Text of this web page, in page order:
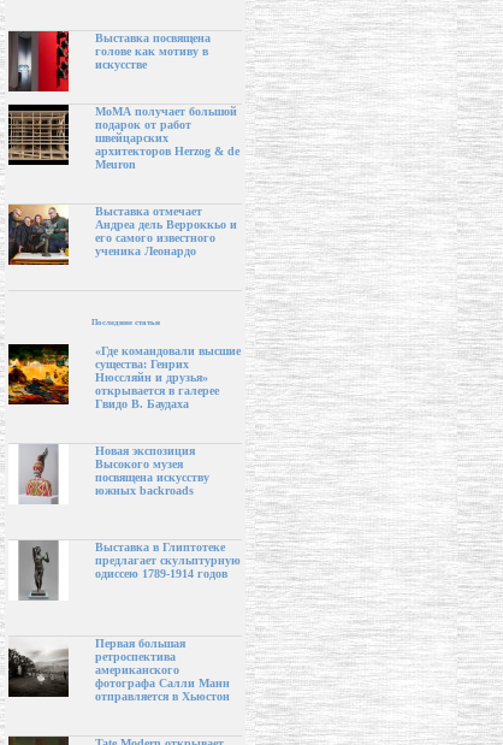
Выставка посвящена
голове как мотиву в
искусстве
МоМА получает большой
подарок от работ
швейцарских
архитекторов Herzog & de
Meuron
Выставка отмечает
Андреа дель Верроккьо и
его самого известного
ученика Леонардо
Последние статьи
«Где командовали высшие
существа: Генрих
Нюссляйн и друзья»
открывается в галерее
Гвидо В. Баудаха
Новая экспозиция
Высокого музея
посвящена искусству
южных backroads
Выставка в Глиптотеке
предлагает скульптурную
одиссею 1789-1914 годов
Первая большая
ретроспектива
американского
фотографа Салли Манн
отправляется в Хьюстон